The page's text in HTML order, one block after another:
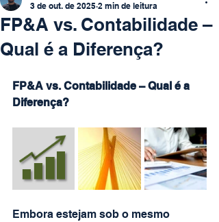
FP&A vs. Contabilidade –
Qual é a Diferença?
3 de out. de 2025 2 min de leitura
FP&A vs. Contabilidade – Qual é a
Diferença?
Embora estejam sob o mesmo